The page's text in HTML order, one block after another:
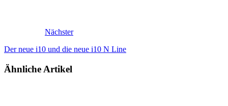
Nächster
Der neue i10 und die neue i10 N Line
Ähnliche Artikel